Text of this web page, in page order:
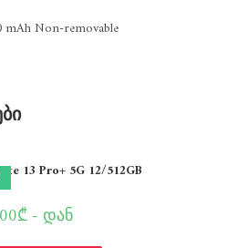
Non-removable
13 Pro+ 5G 12/512GB
- დან